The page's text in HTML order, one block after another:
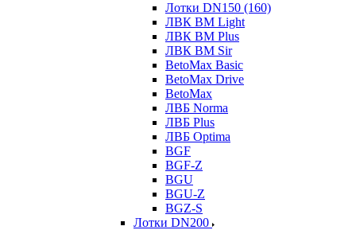
Лотки DN150 (160)
ЛВК ВМ Light
ЛВК ВМ Plus
ЛВК ВМ Sir
BetoMax Basic
BetoMax Drive
BetoMax
ЛВБ Norma
ЛВБ Plus
ЛВБ Optima
BGF
BGF-Z
BGU
BGU-Z
BGZ-S
Лотки DN200